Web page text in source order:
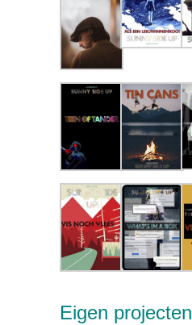
Eigen projecten